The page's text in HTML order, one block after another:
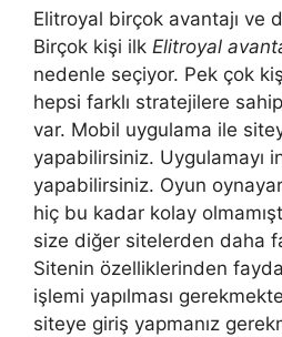
Elitroyal birçok avantajı ve
Birçok kişi ilk Elitroyal
nedenle seçiyor. Pek çok
hepsi farklı stratejilere
var. Mobil uygulama ile
yapabilirsiniz. Uygulamayı
yapabilirsiniz. Oyun
hiç bu kadar kolay
size diğer sitelerden daha
Sitenin özelliklerinden
işlemi yapılması
siteye giriş yapmanız